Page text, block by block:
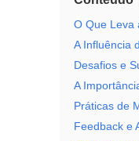
O Que Leva
A Influência
Desafios e
A
Práticas de
Feedback e